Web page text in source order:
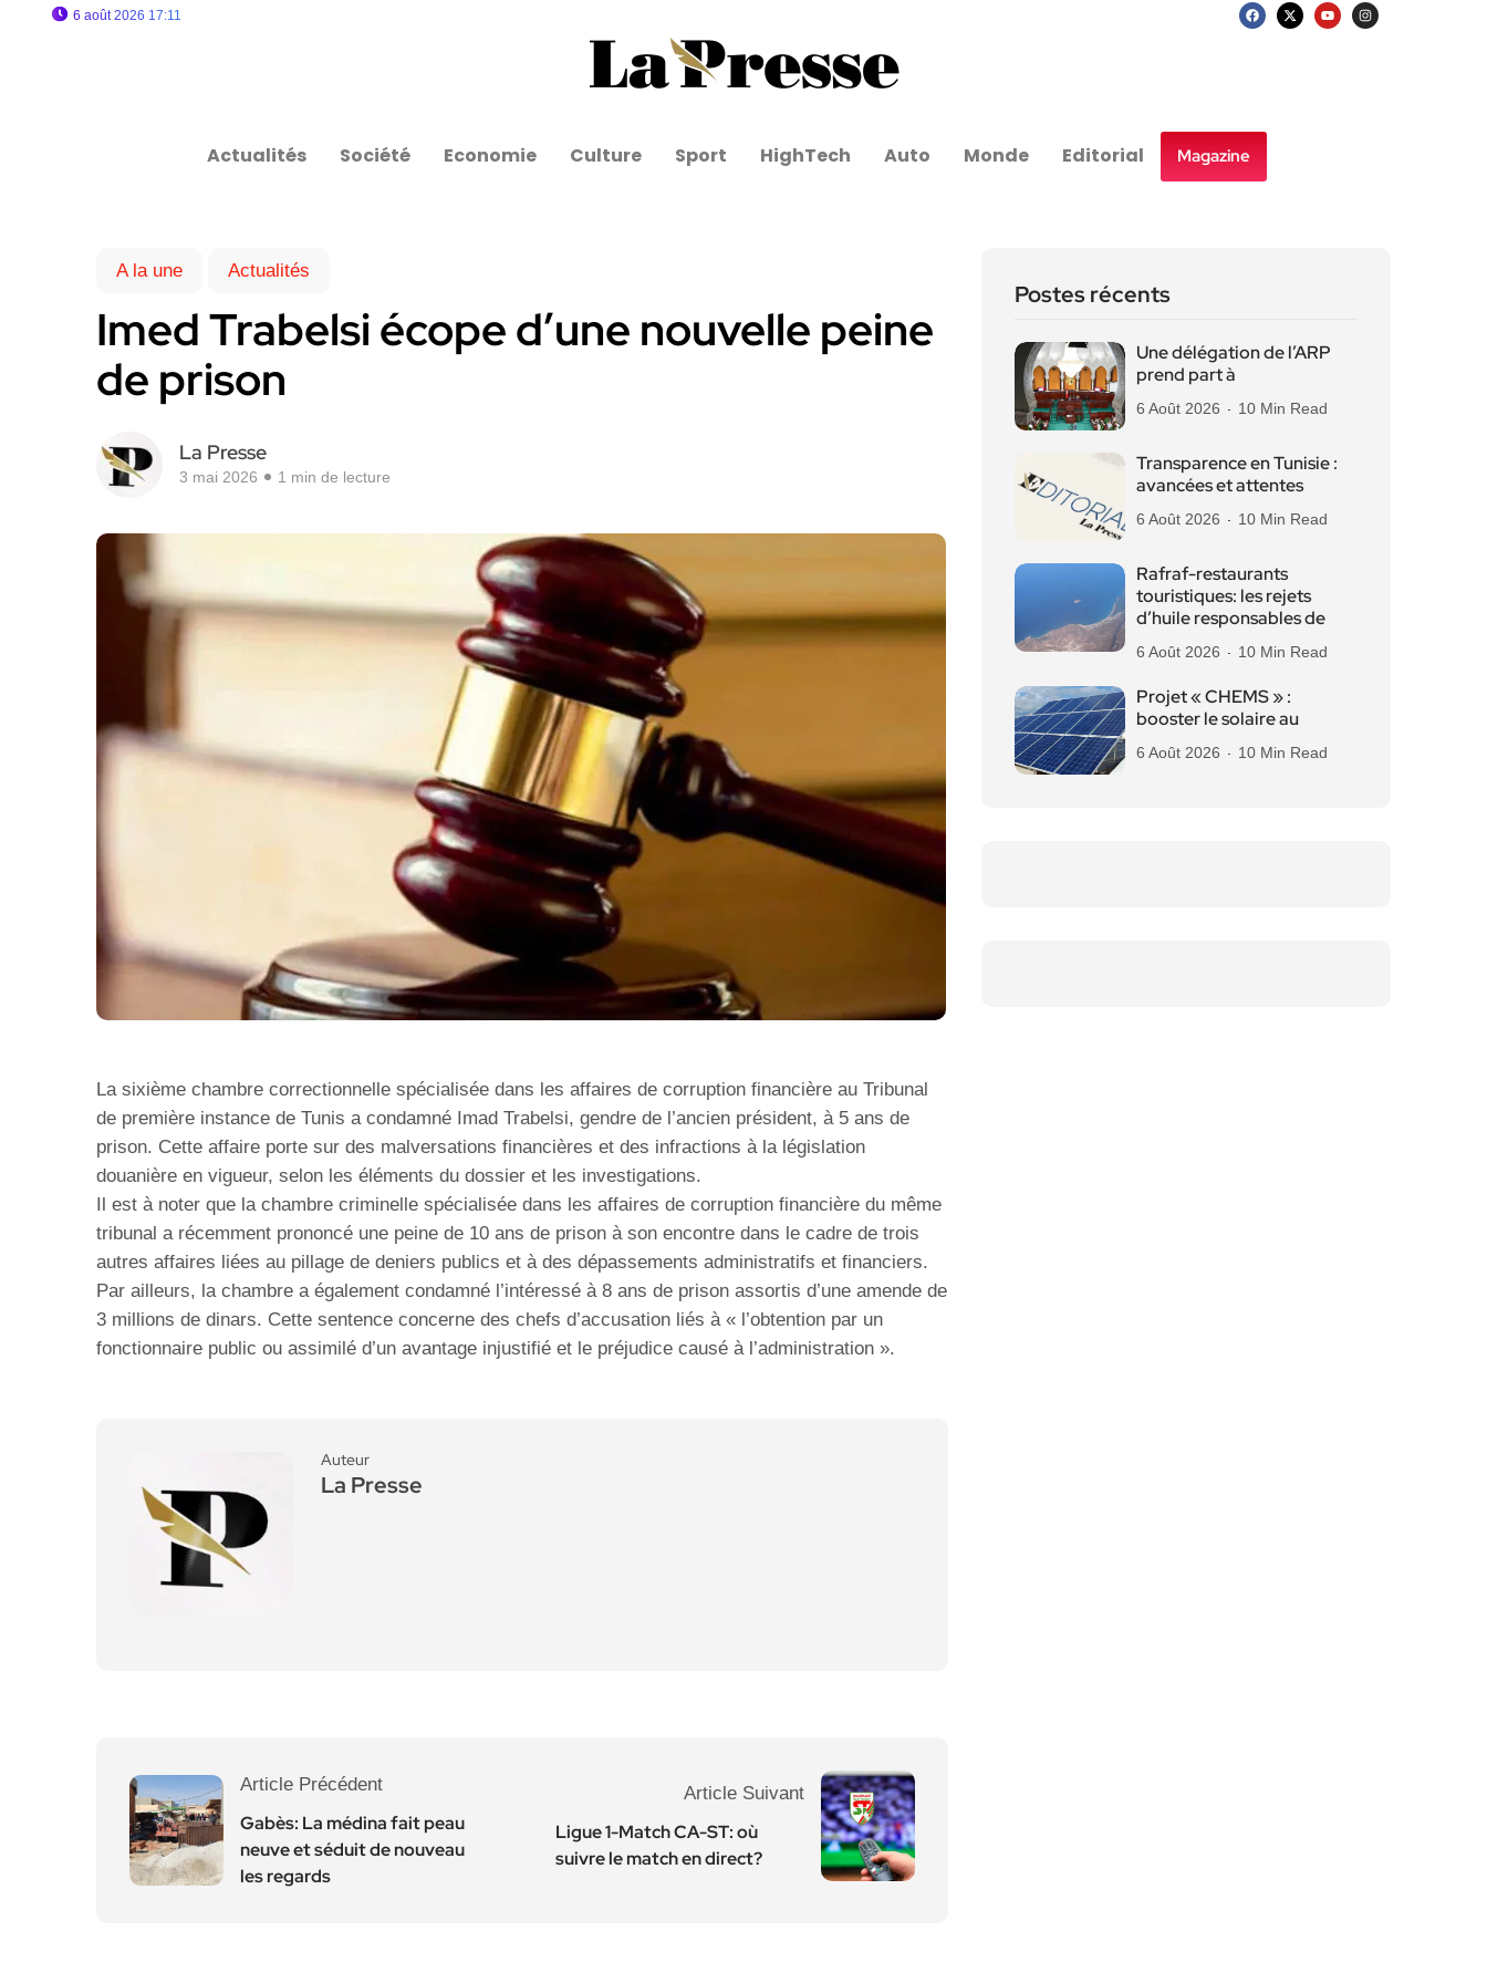
6 août 2026 17:11
Actualités Société Economie Culture Sport HighTech Auto Monde Editorial Magazine
A la une Actualités
Imed Trabelsi écope d’une nouvelle peine
de prison
La Presse
3 mai 2026 1 min de lecture
La sixième chambre correctionnelle spécialisée dans les affaires de corruption financière au Tribunal
de première instance de Tunis a condamné Imad Trabelsi, gendre de l’ancien président, à 5 ans de
prison. Cette affaire porte sur des malversations financières et des infractions à la législation
douanière en vigueur, selon les éléments du dossier et les investigations.
Il est à noter que la chambre criminelle spécialisée dans les affaires de corruption financière du même
tribunal a récemment prononcé une peine de 10 ans de prison à son encontre dans le cadre de trois
autres affaires liées au pillage de deniers publics et à des dépassements administratifs et financiers.
Par ailleurs, la chambre a également condamné l’intéressé à 8 ans de prison assortis d’une amende de
3 millions de dinars. Cette sentence concerne des chefs d’accusation liés à « l’obtention par un
fonctionnaire public ou assimilé d’un avantage injustifié et le préjudice causé à l’administration ».
Auteur
La Presse
Article Précédent
Gabès: La médina fait peau
neuve et séduit de nouveau
les regards
Article Suivant
Ligue 1-Match CA-ST: où
suivre le match en direct?
Postes récents
Une délégation de l’ARP
prend part à
6 Août 2026 10 Min Read
Transparence en Tunisie :
avancées et attentes
6 Août 2026 10 Min Read
Rafraf-restaurants
touristiques: les rejets
d’huile responsables de
6 Août 2026 10 Min Read
Projet « CHEMS » :
booster le solaire au
6 Août 2026 10 Min Read